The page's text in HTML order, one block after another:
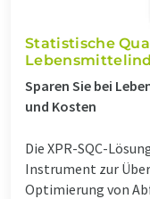
Statistische
Sparen Sie bei
und Kosten
Die XPR-SQC-
Instrument zur
Optimierung von